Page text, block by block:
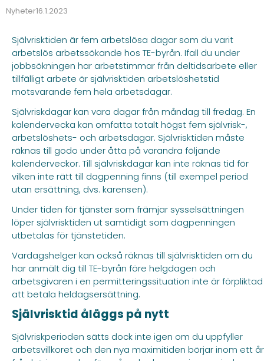
Nyheter16.1.2023
Självrisktiden är fem arbetslösa dagar som du varit
arbetslös arbetssökande hos TE-byrån. Ifall du under
jobbsökningen har arbetstimmar från deltidsarbete eller
tillfälligt arbete är självrisktiden arbetslöshetstid
motsvarande fem hela arbetsdagar.
Självriskdagar kan vara dagar från måndag till fredag. En
kalendervecka kan omfatta totalt högst fem självrisk-,
arbetslöshets- och arbetsdagar. Självrisktiden måste
räknas till godo under åtta på varandra följande
kalenderveckor. Till självriskdagar kan inte räknas tid för
vilken inte rätt till dagpenning finns (till exempel period
utan ersättning, dvs. karensen).
Under tiden för tjänster som främjar sysselsättningen
löper självrisktiden ut samtidigt som dagpenningen
utbetalas för tjänstetiden.
Vardagshelger kan också räknas till självrisktiden om du
har anmält dig till TE-byrån före helgdagen och
arbetsgivaren i en permitteringssituation inte är förpliktad
att betala heldagsersättning.
Självrisktid åläggs på nytt
Självriskperioden sätts dock inte igen om du uppfyller
arbetsvillkoret och den nya maximitiden börjar inom ett år